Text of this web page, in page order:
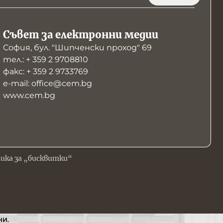
Съвет за електронни медии
София, бул. "Шипченски проход" 69
тел.: + 359 2 9708810
факс: + 359 2 9733769
е-mail: office@cem.bg
www.cem.bg
за „бисквитки“